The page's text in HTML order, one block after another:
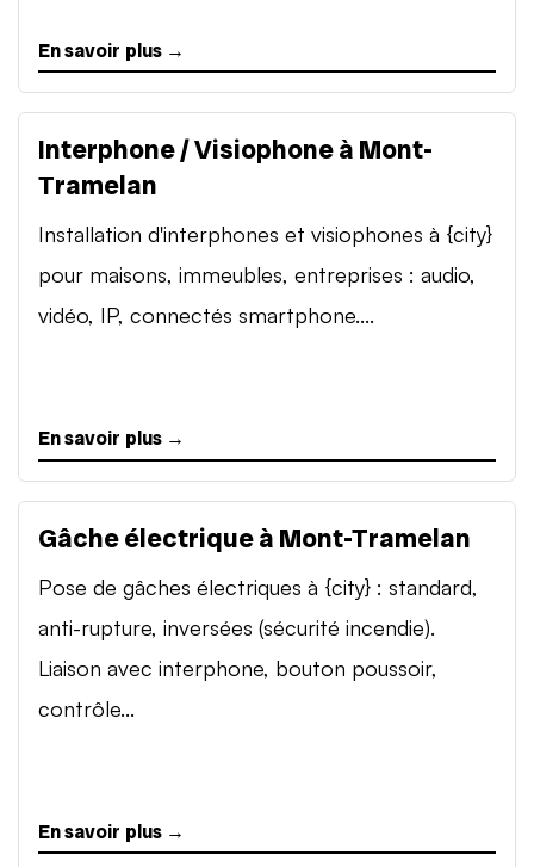
En savoir plus →
Interphone / Visiophone à Mont-
Tramelan
Installation d'interphones et visiophones à {city}
pour maisons, immeubles, entreprises : audio,
vidéo, IP, connectés smartphone....
En savoir plus →
Gâche électrique à Mont-Tramelan
Pose de gâches électriques à {city} : standard,
anti-rupture, inversées (sécurité incendie).
Liaison avec interphone, bouton poussoir,
contrôle...
En savoir plus →